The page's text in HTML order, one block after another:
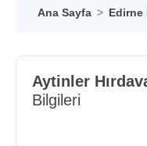
Ana Sayfa Edirne
Aytinler
Bilgileri